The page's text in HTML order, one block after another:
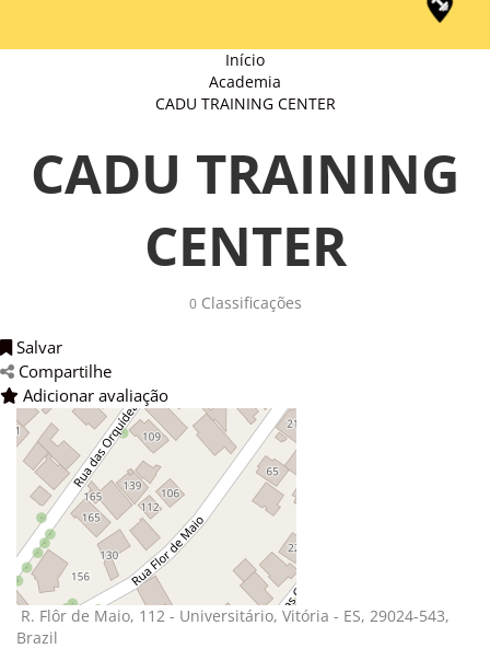
Início
Academia
CADU TRAINING CENTER
CADU TRAINING
CENTER
0Classificações
Salvar
Compartilhe
Adicionar avaliação
R. Flôr de Maio, 112 - Universitário, Vitória - ES, 29024-543,
Brazil